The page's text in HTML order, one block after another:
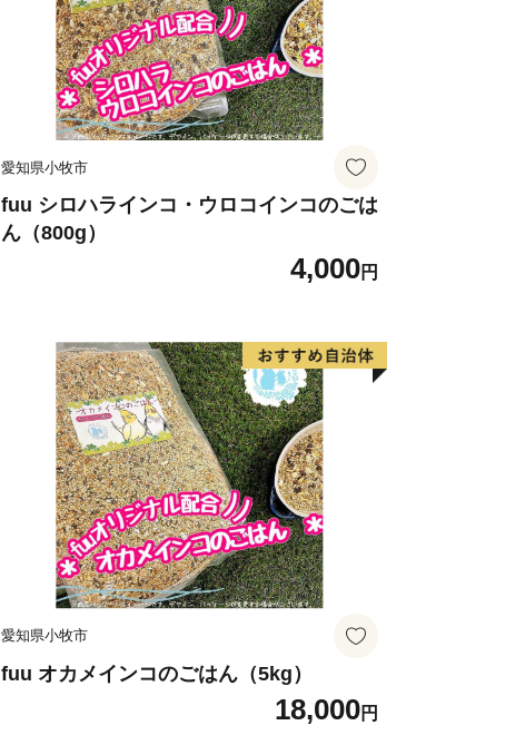
愛知県小牧市
fuu シロハラインコ・ウロコインコのごは
ん（800g）
4,000円
愛知県小牧市
fuu オカメインコのごはん（5kg）
18,000円